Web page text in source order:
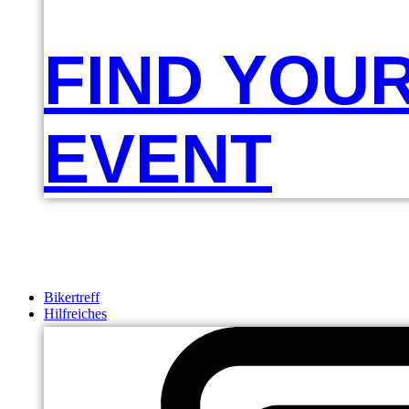
FIND
EVENT
Bikertreff
Hilfreiches